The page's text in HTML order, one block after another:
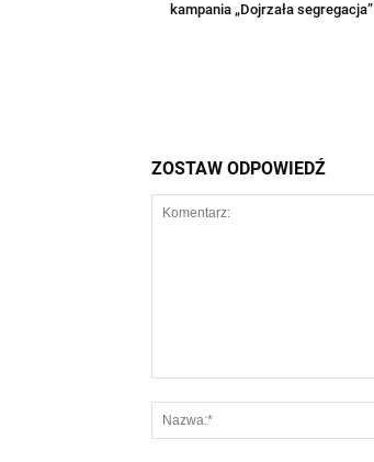
kampania „Dojrzała segregacja”
ZOSTAW ODPOWIEDŹ